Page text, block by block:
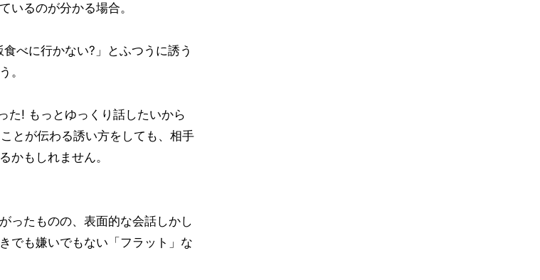
いるのが分かる場合。
べに行かない?」とふつうに誘う
。
! もっとゆっくり話したいから
とが伝わる誘い方をしても、相手
かもしれません。
ったものの、表面的な会話しかし
でも嫌いでもない「フラット」な